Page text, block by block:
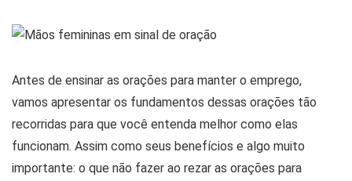
Antes de ensinar as orações para manter o emprego,
vamos apresentar os fundamentos dessas orações tão
recorridas para que você entenda melhor como elas
funcionam. Assim como seus benefícios e algo muito
importante: o que não fazer ao rezar as orações para